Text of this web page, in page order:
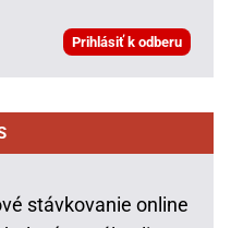
stávkovanie online